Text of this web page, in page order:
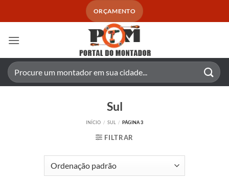
ORÇAMENTO
Pesquisar
por:
Sul
INÍCIO / SUL / PÁGINA 3
FILTRAR